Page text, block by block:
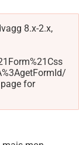
8.x-2.x,
for